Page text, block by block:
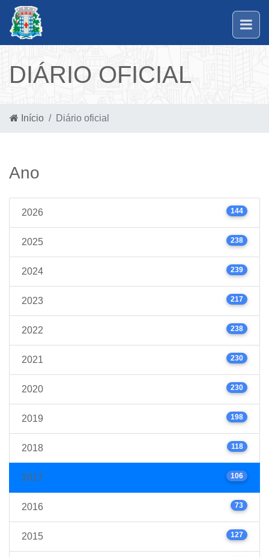
DIÁRIO OFICIAL
Início Diário oficial
Ano
2026 144
2025 238
2024 239
2023 217
2022 238
2021 230
2020 230
2019 198
2018 118
2017 106
2016 73
2015 127